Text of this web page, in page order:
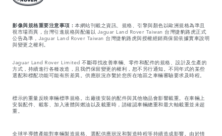
影像與規格重要注意事項： 本網站刊載之資訊、規格、引擎與顏色以歐洲規格為準且
視市場而異，台灣引進規格與配備以 Jaguar Land Rover Taiwan 台灣捷豹路虎正式
公告為準，Jaguar Land Rover Taiwan 台灣捷豹路虎與授權經銷商保留依據實車說明
與變更之權利。
Jaguar Land Rover Limited 不斷尋找改善車輛、零件和配件的規格、設計及生產的
方式，持續進行各種改造，且我們保留變更的權利，恕不另行通知。不同年式的某些
選配和標配功能可能有所差異。供應狀況亦繫於您所在地區之車輛審驗要求及時程。
標示的重量反映車輛標準規格。出廠後安裝的配件與其他物品會影響載重。在車輛上
安裝配件、載客、加入液體與燃油以及載重時，請確認車輛總重和最大軸載重並未超
重。
全球半導體產能對車輛製造規格、選配供應狀況和製造時程等持續造成影響。由於情